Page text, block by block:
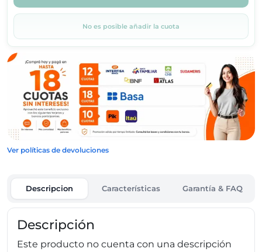
No es posible añadir la cuota
Ver políticas de devoluciones
Descripcion Características Garantía & FAQ
Descripción
Este producto no cuenta con una descripción